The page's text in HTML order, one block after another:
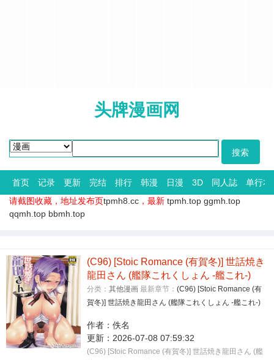
头牌漫画网
首页 记录 更新 完结 排行 韩漫 日漫 3D 同人誌
单行本
请截图收藏，地址发布页tpmh8.cc ，最新 tpmh.top ggmh.top
qqmh.top bbmh.top
(C96) [Stoic Romance (有賀冬)] 世話焼き
龍田さん (艦隊これくしょん -艦これ-)
分类： 其他漫画 最新章节： (C96) [Stoic Romance (有
賀冬)] 世話焼き龍田さん (艦隊これくしょん -艦これ-)
作者： 佚名
更新： 2026-07-08 07:59:32
(C96) [Stoic Romance (有賀冬)] 世話焼き龍田さん (艦